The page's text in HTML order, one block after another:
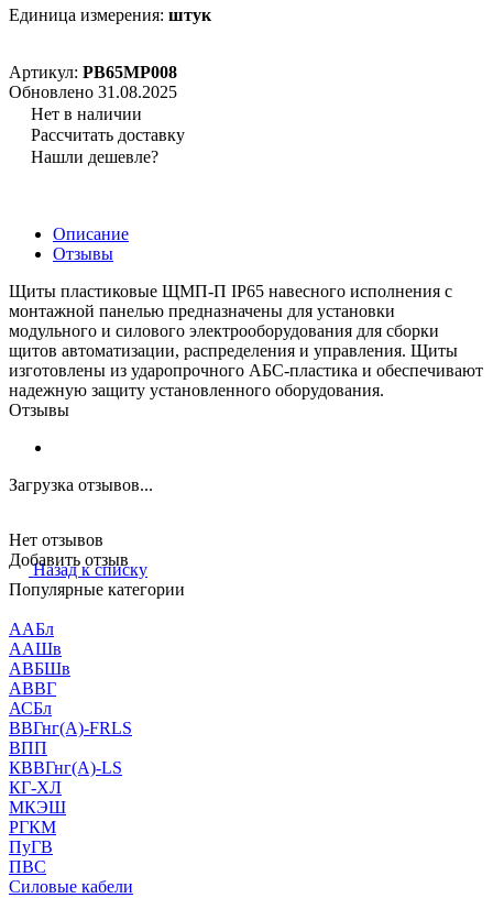
Единица измерения: штук
Артикул: PB65MP008
Обновлено 31.08.2025
Нет в наличии
Рассчитать доставку
Нашли дешевле?
Описание
Отзывы
Щиты пластиковые ЩМП-П IP65 навесного исполнения с
монтажной панелью предназначены для установки
модульного и силового электрооборудования для сборки
щитов автоматизации, распределения и управления. Щиты
изготовлены из ударопрочного АБС-пластика и обеспечивают
надежную защиту установленного оборудования.
Отзывы
Загрузка отзывов...
Нет отзывов
Добавить отзыв
Назад к списку
Популярные категории
ААБл
ААШв
АВБШв
АВВГ
АСБл
ВВГнг(А)-FRLS
ВПП
КВВГнг(А)-LS
КГ-ХЛ
МКЭШ
РГКМ
ПуГВ
ПВС
Силовые кабели